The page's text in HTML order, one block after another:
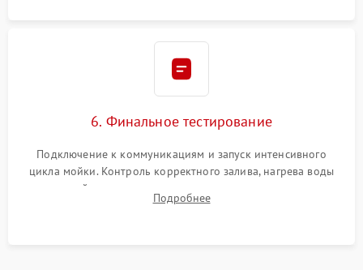
6. Финальное тестирование
Подключение к коммуникациям и запуск интенсивного
цикла мойки. Контроль корректного залива, нагрева воды
до нужной температуры, отсутствия посторонних шумов,
штатного слива и абсолютной сухости в поддоне.
Подробнее